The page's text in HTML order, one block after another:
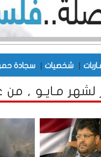
شخصيات سجادة
مـايـو , من عام